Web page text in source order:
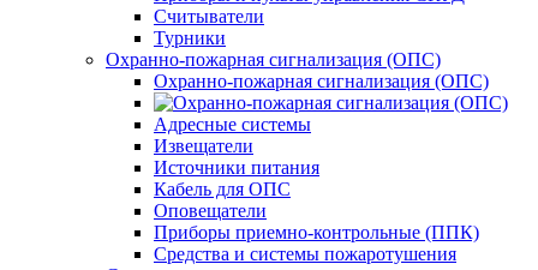
Считыватели
Турники
Охранно-пожарная сигнализация (ОПС)
Охранно-пожарная сигнализация (ОПС)
Адресные системы
Извещатели
Источники питания
Кабель для ОПС
Оповещатели
Приборы приемно-контрольные (ППК)
Средства и системы пожаротушения